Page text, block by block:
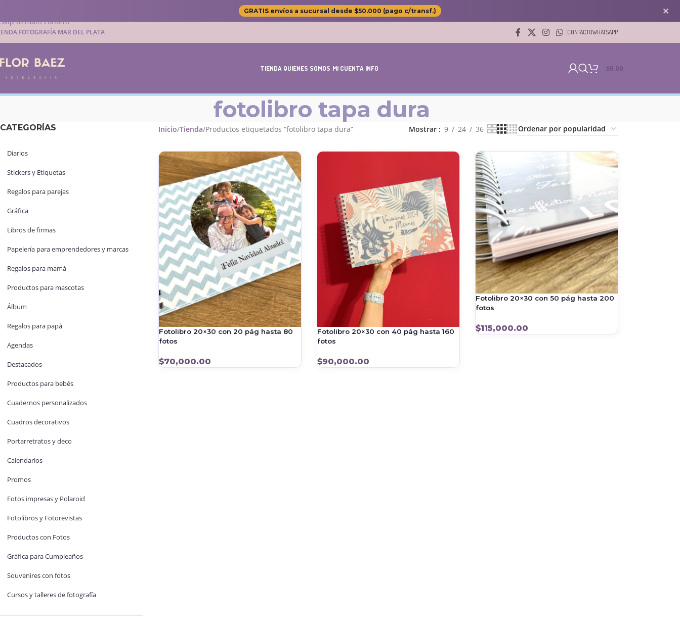
Skip to main content
GRATIS envíos a sucursal desde $50.000 (pago c/transf.) ✕
FOTOGRAFÍA MAR DEL PLATA CONTACTOWHATSAPP
TIENDA QUIENES SOMOS MI CUENTA INFO $0.00
fotolibro tapa dura
CATEGORÍAS
Diarios
Stickers y Etiquetas
Regalos para parejas
Gráfica
Libros de firmas
Papelería para emprendedores y marcas
Regalos para mamá
Productos para mascotas
Álbum
Regalos para papá
Agendas
Destacados
Productos para bebés
Cuadernos personalizados
Cuadros decorativos
Portarretratos y deco
Calendarios
Promos
Fotos impresas y Polaroid
Fotolibros y Fotorevistas
Productos con Fotos
Gráfica para Cumpleaños
Souvenires con fotos
Cursos y talleres de fotografía
Inicio Tienda Productos etiquetados “fotolibro tapa dura” Mostrar 9 24 36
Fotolibro 20×30 con 20 pág hasta 80
fotos
$70,000.00
Fotolibro 20×30 con 40 pág hasta 160
fotos
$90,000.00
Fotolibro 20×30 con 50 pág hasta 200
fotos
$115,000.00